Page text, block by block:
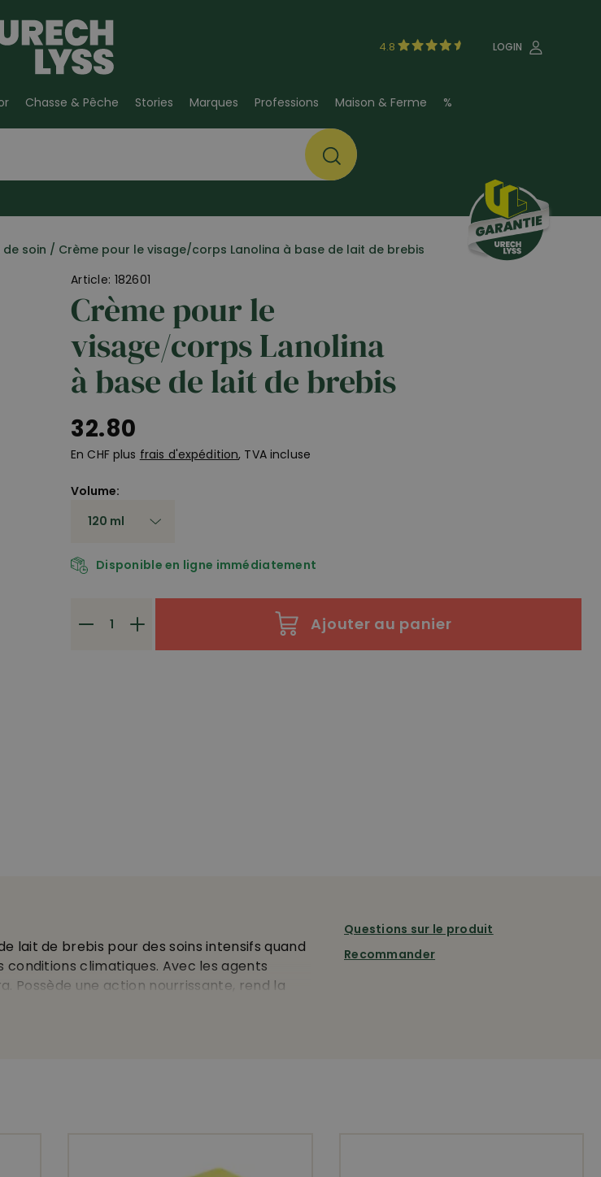
4.8 LOGIN
Chasse & Pêche Stories Marques Professions Maison & Ferme %
soin / Crème pour le visage/corps Lanolina à base de lait de brebis
Article: 182601
Crème pour le
visage/corps Lanolina
à base de lait de brebis
32.80
En CHF plus frais d'expédition, TVA incluse
Volume:
Disponible en ligne immédiatement
Ajouter au panier
lait de brebis pour des soins intensifs quand
climatiques. Avec les agents
Possède une action nourrissante, rend la
et squameuse, 120 ml.
Questions sur le produit
Recommander